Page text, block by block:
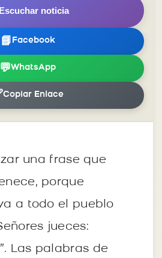
Escuchar noticia
📘 Facebook
💬WhatsApp
Copiar Enlace
una frase que
porque
a todo el pueblo
jueces:
Las palabras de